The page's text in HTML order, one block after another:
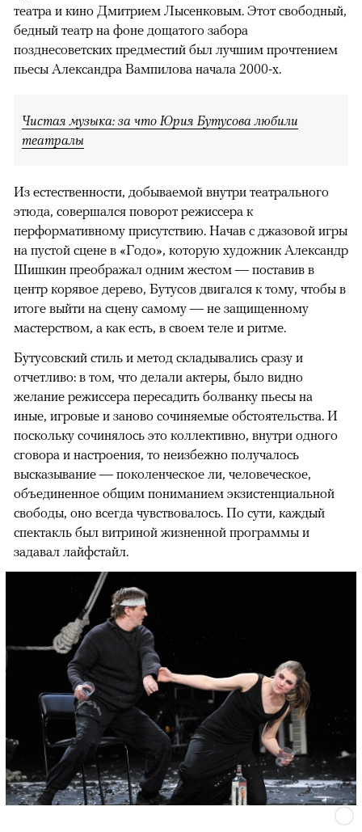
театра и кино Дмитрием Лысенковым. Этот свободный,
бедный театр на фоне дощатого забора
позднесоветских предместий был лучшим прочтением
пьесы Александра Вампилова начала 2000-х.
Чистая музыка: за что Юрия Бутусова любили
театралы
Из естественности, добываемой внутри театрального
этюда, совершался поворот режиссера к
перформативному присутствию. Начав с джазовой игры
на пустой сцене в «Годо», которую художник Александр
Шишкин преображал одним жестом — поставив в
центр корявое дерево, Бутусов двигался к тому, чтобы в
итоге выйти на сцену самому — не защищенному
мастерством, а как есть, в своем теле и ритме.
Бутусовский стиль и метод складывались сразу и
отчетливо: в том, что делали актеры, было видно
желание режиссера пересадить болванку пьесы на
иные, игровые и заново сочиняемые обстоятельства. И
поскольку сочинялось это коллективно, внутри одного
сговора и настроения, то неизбежно получалось
высказывание — поколенческое ли, человеческое,
объединенное общим пониманием экзистенциальной
свободы, оно всегда чувствовалось. По сути, каждый
спектакль был витриной жизненной программы и
задавал лайфстайл.